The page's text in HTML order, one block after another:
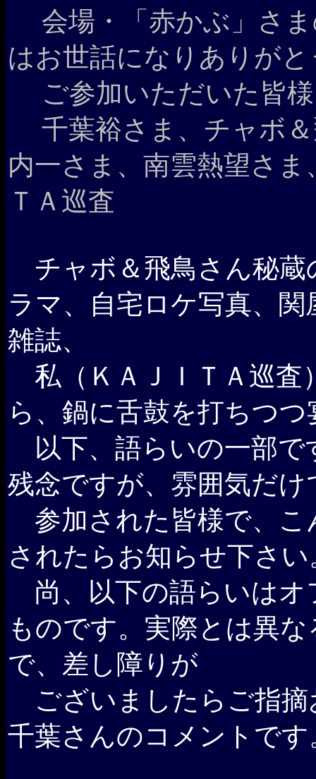
会場・「赤かぶ」さま
はお世話になりありが
ご参加いただいた皆様
千葉裕さま、チャボ＆
内一さま、南雲熱望さ
ＴＡ巡査
チャボ＆飛鳥さん秘蔵
ラマ、自宅ロケ写真、
雑誌、
私（ＫＡＪＩＴＡ巡査
ら、鍋に舌鼓を打ちつ
以下、語らいの一部で
残念ですが、雰囲気だ
参加された皆様で、こ
されたらお知らせ下さい
尚、以下の語らいはオ
ものです。実際とは異
で、差し障りが
ございましたらご指摘
千葉さんのコメントです